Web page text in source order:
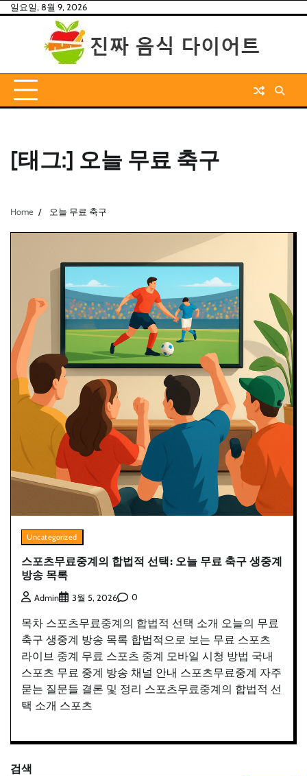
Skip일요일, 8월 9, 2026
[태그:] 오늘 무료 축구
Home 오늘 무료 축구
Uncategorized
스포츠무료중계의 합법적 선택: 오늘 무료 축구 생중계
방송 목록
Admin 3월 5, 2026 0
목차 스포츠무료중계의 합법적 선택 소개 오늘의 무료
축구 생중계 방송 목록 합법적으로 보는 무료 스포츠
라이브 중계 무료 스포츠 중계 모바일 시청 방법 국내
스포츠 무료 중계 방송 채널 안내 스포츠무료중계 자주
묻는 질문들 결론 및 정리 스포츠무료중계의 합법적 선
택 소개 스포츠
검색